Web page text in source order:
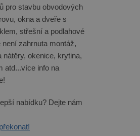
pro stavbu obvodových
okna a dveře s
střešní a podlahové
není zahrnuta montáž,
nátěry, okenice, krytina,
atd...více info na
nabídku? Dejte nám